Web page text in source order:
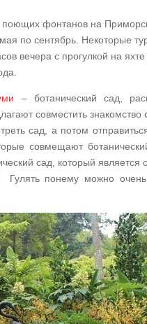
поющих фонтанов на
по сентябрь. Некоторые
вечера с прогулкой на яхте
– ботанический сад,
совместить
сад, а потом
совмещают
сад, который
понему можно